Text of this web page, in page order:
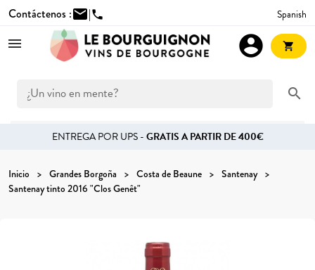
Contáctenos :mail|phone Spanish
search
account_circle shopping_cart
ENTREGA POR UPS -GRATIS A PARTIR DE 400€
Inicio Grandes Borgoña Costa de Beaune
Santenay
Santenay tinto 2016 "Clos Genêt"